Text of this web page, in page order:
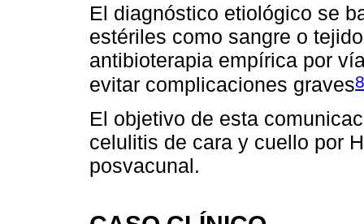
El diagnóstico etiológico se
estériles como sangre o
antibioterapia empírica por
evitar complicaciones graves8
El objetivo de esta
celulitis de cara y cuello por
posvacunal.